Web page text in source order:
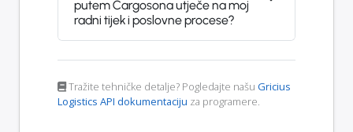
putem Cargosona utječe na moj
radni tijek i poslovne procese?
Tražite tehničke detalje? Pogledajte našu Gricius
Logistics API dokumentaciju za programere.